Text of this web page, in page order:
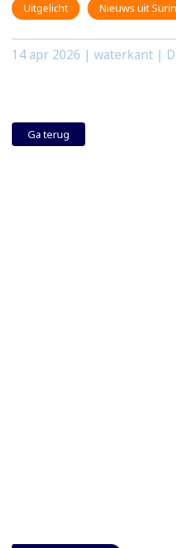
Uitgelicht Nieuws uit
14 apr 2026 | waterkant |
Ga terug